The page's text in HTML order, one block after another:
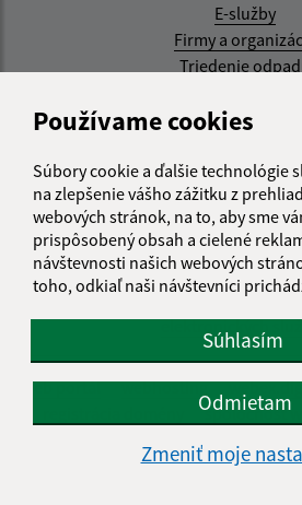
Používame cookies
Súbory cookie a ďalšie technológie
na zlepšenie vášho zážitku z
webových stránok, na to, aby sme
prispôsobený obsah a cielené
návštevnosti našich webových
toho, odkiaľ naši návštevníci
Súhlasím
Odmietam
Zmeniť moje
E-služby
Firmy a
Triedenie
Aktualizované:
RSS
Správca obsahu:
Správca obsahu je
Vytvorené v súlade sJednotným
elektronických
web portál webhosting
spoločnosť
Technický prevádzkovateľ: